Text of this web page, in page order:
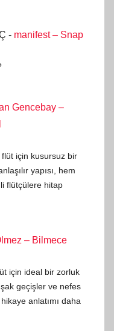
- manifest – Snap
Gencebay –
için kusursuz bir
yapısı, hem
flütçülere hitap
– Bilmece
için ideal bir zorluk
geçişler ve nefes
anlatımı daha